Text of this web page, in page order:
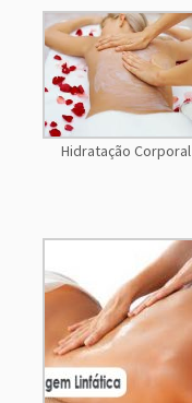
Hidratação Corporal